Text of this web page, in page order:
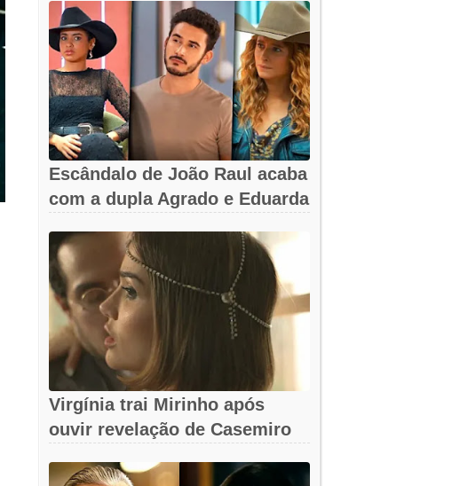
Escândalo de João Raul acaba
com a dupla Agrado e Eduarda
Virgínia trai Mirinho após
ouvir revelação de Casemiro